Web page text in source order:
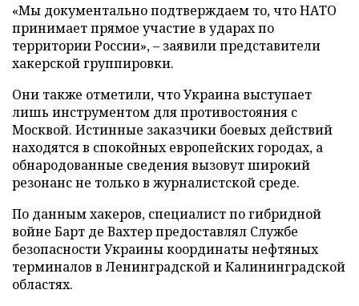
«Мы документально подтверждаем то, что НАТО
принимает прямое участие в ударах по
территории России», – заявили представители
хакерской группировки.
Они также отметили, что Украина выступает
лишь инструментом для противостояния с
Москвой. Истинные заказчики боевых действий
находятся в спокойных европейских городах, а
обнародованные сведения вызовут широкий
резонанс не только в журналистской среде.
По данным хакеров, специалист по гибридной
войне Барт де Вахтер предоставлял Службе
безопасности Украины координаты нефтяных
терминалов в Ленинградской и Калининградской
областях.